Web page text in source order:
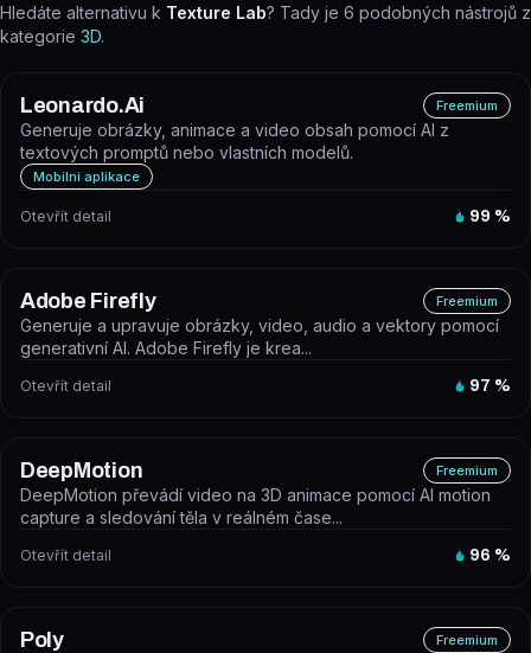
Hledáte alternativu k Texture Lab? Tady je 6 podobných nástrojů z
kategorie 3D.
Leonardo.Ai Freemium
Generuje obrázky, animace a video obsah pomocí AI z
textových promptů nebo vlastních modelů.
Mobilní aplikace
Otevřít detail 99 %
Adobe Firefly Freemium
Generuje a upravuje obrázky, video, audio a vektory pomocí
generativní AI. Adobe Firefly je krea...
Otevřít detail 97 %
DeepMotion Freemium
DeepMotion převádí video na 3D animace pomocí AI motion
capture a sledování těla v reálném čase...
Otevřít detail 96 %
Poly Freemium